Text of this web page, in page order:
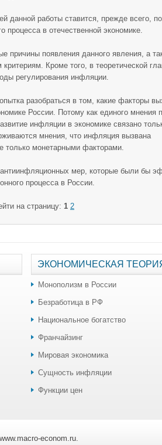
данной работы ставится, прежде всего,
процесса в отечественной экономике.
причины появления данного явления, а
Кроме того, в теоретической
регулирования инфляции.
разобраться в том, какие факторы
России. Потому как единого мнения
инфляции в экономике связано
мнения, что инфляция вызвана
только монетарными факторами.
мер, которые были бы
процесса в России.
на страницу: 1 2
ЭКОНОМИЧЕСКАЯ
Монополизм в России
Безработица в РФ
Национальное богатство
Франчайзинг
Мировая экономика
Сущность инфляции
Функции цен
econom.ru.